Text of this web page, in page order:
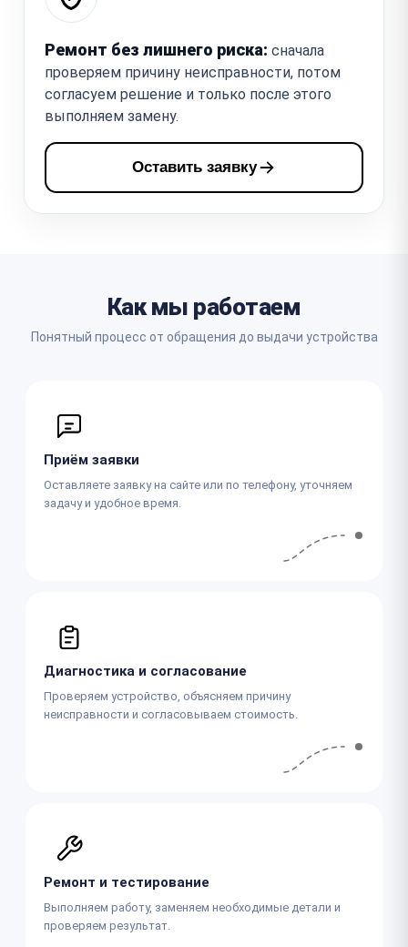
Ремонт без лишнего риска: сначала
проверяем причину неисправности, потом
согласуем решение и только после этого
выполняем замену.
Оставить заявку
Как мы работаем
Понятный процесс от обращения до выдачи устройства
Приём заявки
Оставляете заявку на сайте или по телефону, уточняем
задачу и удобное время.
Диагностика и согласование
Проверяем устройство, объясняем причину
неисправности и согласовываем стоимость.
Ремонт и тестирование
Выполняем работу, заменяем необходимые детали и
проверяем результат.